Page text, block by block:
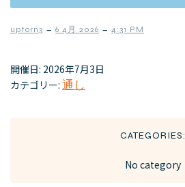
uptorn3 – 6 4月 2026 – 4:31 PM
開催日: 2026年7月3日
カテゴリー: 通し
CATEGORIES:
No category